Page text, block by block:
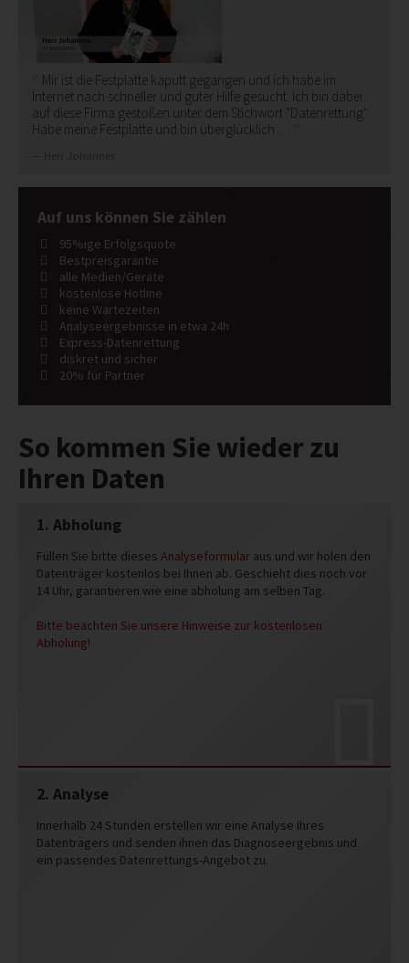
Mir ist die Festplatte kaputt gegangen und ich habe im
Internet nach schneller und guter Hilfe gesucht. Ich bin dabei
auf diese Firma gestoßen unter dem Stichwort "Datenrettung".
Habe meine Festplatte und bin überglücklich …
Auf uns können Sie zählen
95%ige Erfolgsquote
Bestpreisgarantie
alle Medien/Geräte
kostenlose Hotline
keine Wartezeiten
Analyseergebnisse in etwa 24h
Express-Datenrettung
diskret und sicher
20% für Partner
So kommen Sie wieder zu
Ihren Daten
1. Abholung
Füllen Sie bitte dieses Analyseformular aus und wir holen den
Datenträger kostenlos bei Ihnen ab. Geschieht dies noch vor
14 Uhr, garantieren wie eine abholung am selben Tag.
Bitte beachten Sie unsere Hinweise zur kostenlosen
Abholung!
2. Analyse
Innerhalb 24 Stunden erstellen wir eine Analyse Ihres
Datenträgers und senden ihnen das Diagnoseergebnis und
ein passendes Datenrettungs-Angebot zu.